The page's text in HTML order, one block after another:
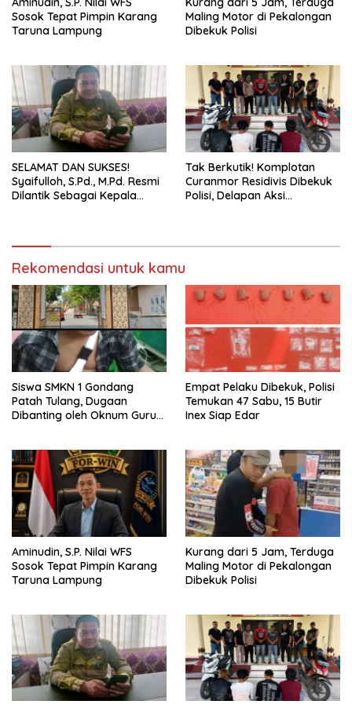
Sosok Tepat Pimpin Karang
Taruna Lampung
Maling Motor di Pekalongan
Dibekuk Polisi
SELAMAT DAN SUKSES!
Syaifulloh, S.Pd., M.Pd. Resmi
Dilantik Sebagai Kepala
Tak Berkutik! Komplotan
Curanmor Residivis Dibekuk
Polisi, Delapan Aksi
Rekomendasi untuk kamu
Siswa SMKN 1 Gondang
Patah Tulang, Dugaan
Dibanting oleh Oknum Guru
Empat Pelaku Dibekuk, Polisi
Temukan 47 Sabu, 15 Butir
Inex Siap Edar
Aminudin, S.P. Nilai WFS
Sosok Tepat Pimpin Karang
Taruna Lampung
Kurang dari 5 Jam, Terduga
Maling Motor di Pekalongan
Dibekuk Polisi